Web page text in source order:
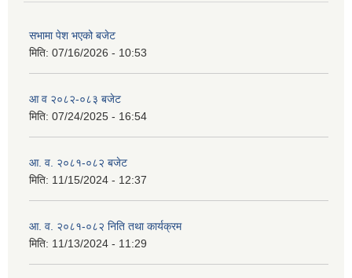
सभामा पेश भएको बजेट
मिति: 07/16/2026 - 10:53
आ व २०८२-०८३ बजेट
मिति: 07/24/2025 - 16:54
आ. व. २०८१-०८२ बजेट
मिति: 11/15/2024 - 12:37
आ. व. २०८१-०८२ निति तथा कार्यक्रम
मिति: 11/13/2024 - 11:29